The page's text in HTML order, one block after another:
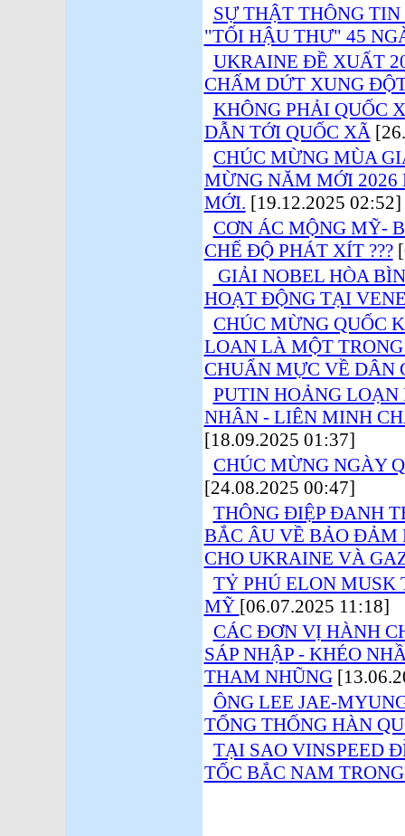
SỰ THẬT THÔNG
"TỐI HẬU THƯ" 45
UKRAINE ĐỀ XUẤT
CHẤM DỨT XUNG
KHÔNG PHẢI QUỐC
DẪN TỚI QUỐC XÃ
CHÚC MỪNG MÙA
MỪNG NĂM MỚI
MỚI. [19.12.2025 02:52]
CƠN ÁC MỘNG MỸ-
CHẾ ĐỘ PHÁT XÍT ???
GIẢI NOBEL HÒA
HOẠT ĐỘNG TẠI
CHÚC MỪNG QUỐC
LOAN LÀ MỘT
CHUẨN MỰC VỀ DÂN
PUTIN HOẢNG
NHÂN - LIÊN MINH
[18.09.2025 01:37]
CHÚC MỪNG NGÀY
[24.08.2025 00:47]
THÔNG ĐIỆP ĐANH
BẮC ÂU VỀ BẢO ĐẢM
CHO UKRAINE VÀ
TỶ PHÚ ELON MUSK
MỸ [06.07.2025 11:18]
CÁC ĐƠN VỊ HÀNH
SÁP NHẬP - KHÉO
THAM NHŨNG
ÔNG LEE JAE-
TỔNG THỐNG HÀN
TẠI SAO VINSPEED
TỐC BẮC NAM